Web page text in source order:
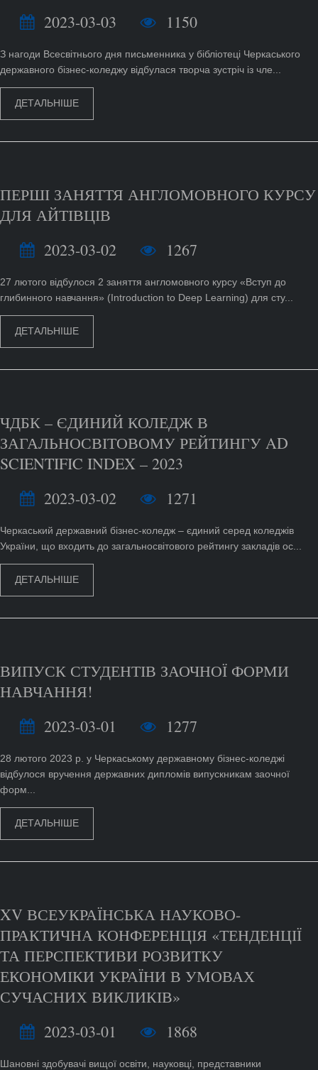
2023-03-03 1150
З нагоди Всесвітнього дня письменника у бібліотеці Черкаського
державного бізнес-коледжу відбулася творча зустріч із чле...
ДЕТАЛЬНІШЕ
ПЕРШІ ЗАНЯТТЯ АНГЛОМОВНОГО КУРСУ
ДЛЯ АЙТІВЦІВ
2023-03-02
1267
27 лютого відбулося 2 заняття англомовного курсу «Вступ до
глибинного навчання» (Introduction to Deep Learning) для сту...
ДЕТАЛЬНІШЕ
ЧДБК – ЄДИНИЙ КОЛЕДЖ В
ЗАГАЛЬНОСВІТОВОМУ РЕЙТИНГУ AD
SCIENTIFIC INDEX – 2023
2023-03-02
1271
Черкаський державний бізнес-коледж – єдиний серед коледжів
України, що входить до загальносвітового рейтингу закладів ос...
ДЕТАЛЬНІШЕ
ВИПУСК СТУДЕНТІВ ЗАОЧНОЇ ФОРМИ
НАВЧАННЯ!
2023-03-01
1277
28 лютого 2023 р. у Черкаському державному бізнес-коледжі
відбулося вручення державних дипломів випускникам заочної
форм...
ДЕТАЛЬНІШЕ
XV ВСЕУКРАЇНСЬКА НАУКОВО-
ПРАКТИЧНА КОНФЕРЕНЦІЯ «ТЕНДЕНЦІЇ
ТА ПЕРСПЕКТИВИ РОЗВИТКУ
ЕКОНОМІКИ УКРАЇНИ В УМОВАХ
СУЧАСНИХ ВИКЛИКІВ»
2023-03-01
1868
Шановні здобувачі вищої освіти, науковці, представники